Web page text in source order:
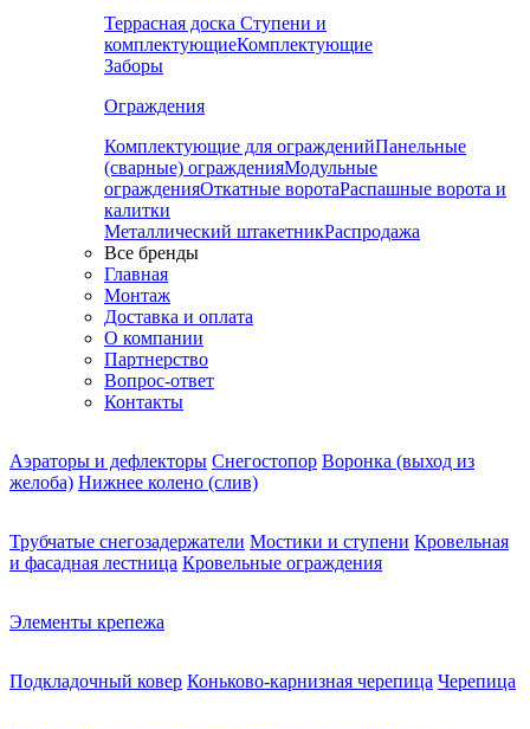
Террасная доска Ступени и
комплектующиеКомплектующие
Заборы
Ограждения
Комплектующие для огражденийПанельные
(сварные) огражденияМодульные
огражденияОткатные воротаРаспашные ворота и
калитки
Металлический штакетникРаспродажа
Все бренды
Главная
Монтаж
Доставка и оплата
О компании
Партнерство
Вопрос-ответ
Контакты
Аэраторы и дефлекторы Снегостопор Воронка (выход из
желоба) Нижнее колено (слив)
Трубчатые снегозадержатели Мостики и ступени Кровельная
и фасадная лестница Кровельные ограждения
Элементы крепежа
Подкладочный ковер Коньково-карнизная черепица Черепица